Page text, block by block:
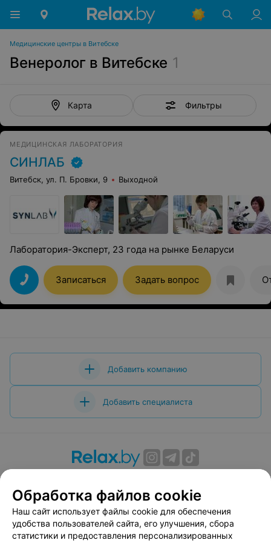
Медицинские центры в Витебске
Венеролог в Витебске 1
Карта Фильтры
МЕДИЦИНСКАЯ ЛАБОРАТОРИЯ
СИНЛАБ
Витебск, ул. П. Бровки, 9 Выходной
Лаборатория-Эксперт, 23 года на рынке Беларуси
Записаться Задать вопрос
Добавить компанию
Добавить специалиста
Вакансии
Публичный договор
Способы оплаты
Публичный договор по использованию сервиса
«Афиша»
Пользовательское соглашение
Обработка файлов cookie
Наш сайт использует файлы cookie для обеспечения
удобства пользователей сайта, его улучшения, сбора
статистики и предоставления персонализированных